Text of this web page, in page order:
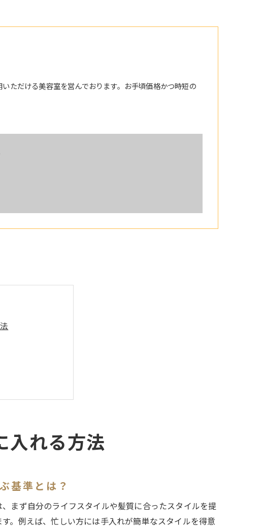
ただける美容室を営んでおります。お手頃価格かつ時短の
び方
入れる方法
基準とは？
まず自分のライフスタイルや髪質に合ったスタイルを提
。例えば、忙しい方には手入れが簡単なスタイルを得意